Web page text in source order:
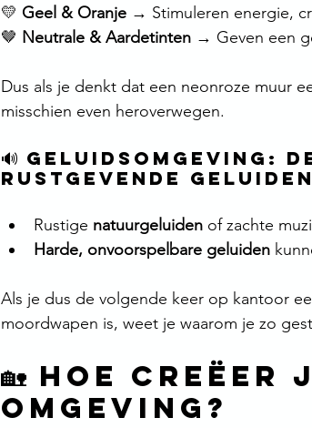
💛 Geel & Oranje → Stimuleren energie,
🤎 Neutrale & Aardetinten → Geven een
Dus als je denkt dat een neonroze
misschien even heroverwegen.
🔊 Geluidsomgeving:
rustgevende geluiden
Rustige natuurgeluiden of zachte
Harde, onvoorspelbare geluiden
Als je dus de volgende keer op kantoor
moordwapen is, weet je waarom je zo
🏡 Hoe
omgeving?